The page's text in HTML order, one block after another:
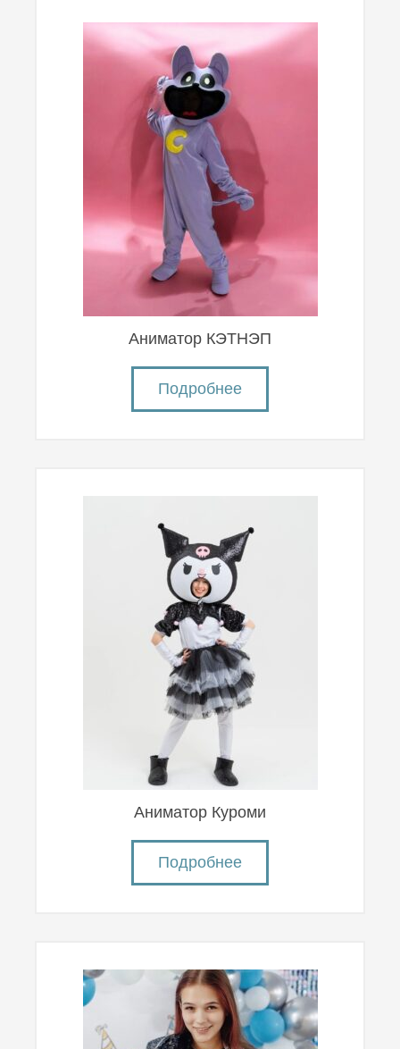
Аниматор КЭТНЭП
Подробнее
Аниматор Куроми
Подробнее